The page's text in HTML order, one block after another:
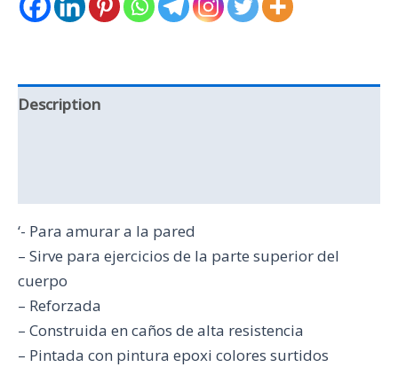
Description
‘- Para amurar a la pared
– Sirve para ejercicios de la parte superior del
cuerpo
– Reforzada
– Construida en caños de alta resistencia
– Pintada con pintura epoxi colores surtidos